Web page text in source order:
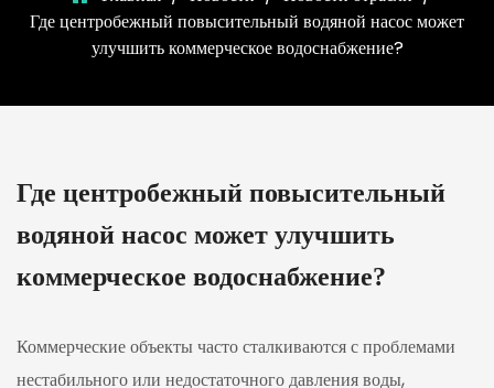
Где центробежный повысительный водяной насос может
улучшить коммерческое водоснабжение?
Где центробежный повысительный
водяной насос может улучшить
коммерческое водоснабжение?
Коммерческие объекты часто сталкиваются с проблемами
нестабильного или недостаточного давления воды,